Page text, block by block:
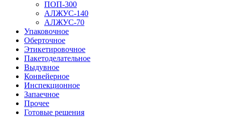
ПОП-300
АЛЖУС-140
АЛЖУС-70
Упаковочное
Оберточное
Этикетировочное
Пакетоделательное
Выдувное
Конвейерное
Инспекционное
Запаечное
Прочее
Готовые решения